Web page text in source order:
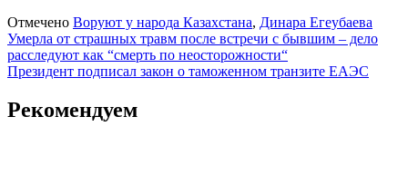
Отмечено Воруют у народа Казахстана, Динара Егеубаева
Навигация
по
Умерла от страшных травм после встречи с бывшим – дело
расследуют как “смерть по неосторожности“
Президент подписал закон о таможенном транзите ЕАЭС
Рекомендуем